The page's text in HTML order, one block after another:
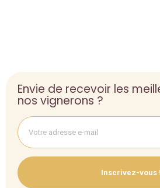
Envie de recevoir les
nos vignerons ?
Inscrivez-vous !